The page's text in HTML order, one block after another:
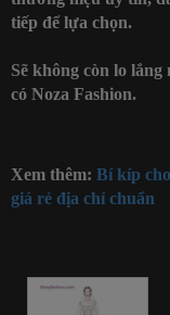
tiếp để lựa chọn.
Sẽ không còn lo lắng
có Noza Fashion.
Xem thêm: Bí kíp
giá rẻ địa chỉ chuẩn